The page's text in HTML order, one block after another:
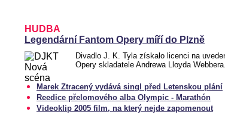
HUDBA
Legendární Fantom Opery míří do Plzně
Divadlo J. K. Tyla získalo licenci na
Opery skladatele Andrewa Lloyda
Marek Ztracený vydává singl před Letenskou plání
Reedice přelomového alba Olympic - Marathón
Videoklip 2005 film, na který nejde zapomenout